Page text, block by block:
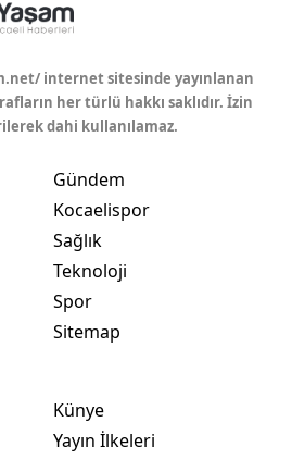
internet sitesinde yayınlanan
her türlü hakkı saklıdır. İzin
dahi kullanılamaz.
Gündem
Kocaelispor
Sağlık
Teknoloji
Spor
Sitemap
Künye
Yayın İlkeleri